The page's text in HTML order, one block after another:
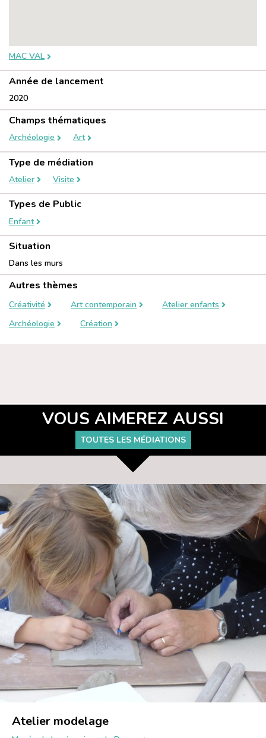
MAC VAL
Année de lancement
2020
Champs thématiques
Archéologie Art
Type de médiation
Atelier Visite
Types de Public
Enfant
Situation
Dans les murs
Autres thèmes
Créativité Art contemporain
Atelier enfants
Archéologie
Création
VOUS AIMEREZ AUSSI
TOUTES LES MÉDIATIONS
Atelier modelage